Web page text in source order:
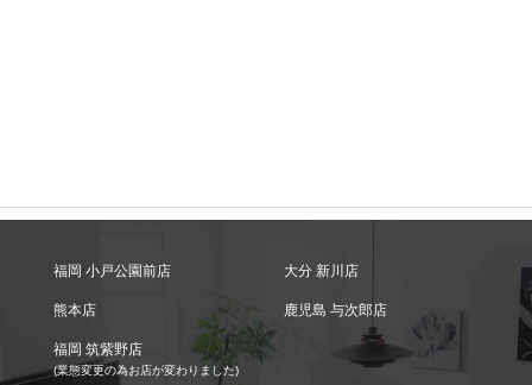
福岡 小戸公園前店 大分 新川店
熊本店 鹿児島 与次郎店
福岡 筑紫野店
(業態変更の為お店が変わりました)